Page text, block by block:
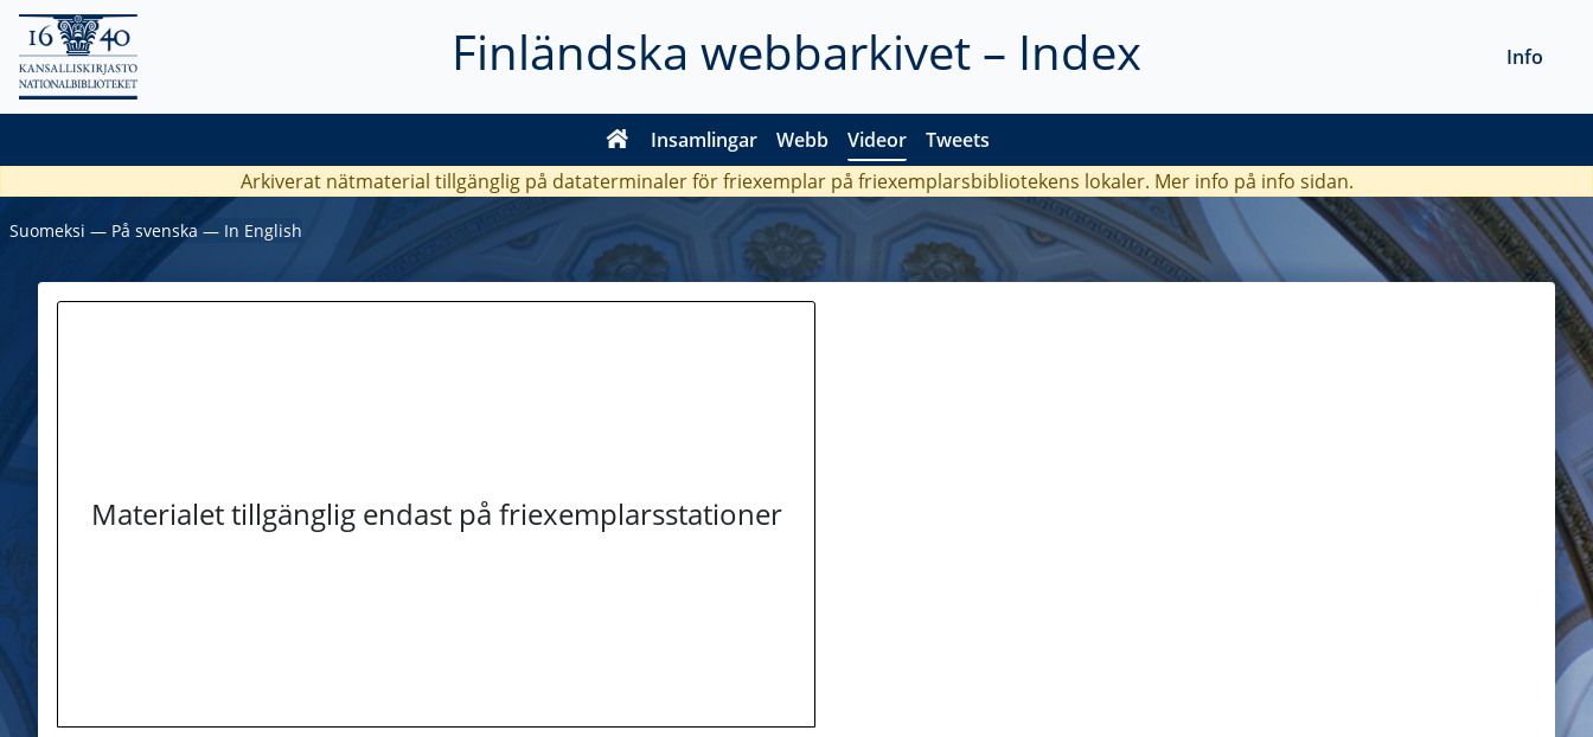
Finländska webbarkivet – Index
Insamlingar Webb Videor Tweets
Info
Arkiverat nätmaterial tillgänglig på dataterminaler för friexemplar på friexemplarsbibliotekens lokaler. Mer info på info sidan.
Suomeksi ― På svenska― In English
Materialet tillgänglig endast på friexemplarsstationer